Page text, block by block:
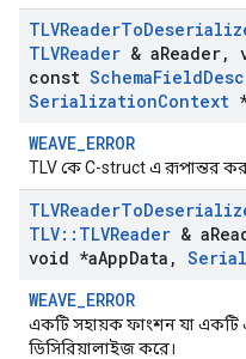
TLVReaderTo
TLVReader & aReader,
const SchemaField
SerializationContext
WEAVE_ERROR
TLV কে C-struct এ রূপান্তর
TLVReaderTo
TLV:: TLVReader & a
void *aAppData ,
WEAVE_ERROR
একটি সহায়ক ফাংশন যা একটি
ডিসিরিয়ালাইজ করে।